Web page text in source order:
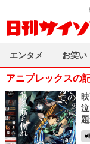
アニプレックスの
エンタメ お笑い